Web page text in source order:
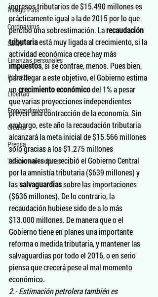
Riesgo País
Coronavirus
Salud
Finanzas personales
Pobreza
Libertad
Emprendimiento
Crédito
Prensa
Telecomunicaciones
ingresos tributarios de $15.490 millones es
prácticamente igual a la de 2015 por lo que
percibo una sobrestimación. La recaudación
tributaria está muy ligada al crecimiento, si la
actividad económica crece hay más
impuestos, si se contrae, menos. Pues bien,
para llegar a este objetivo, el Gobierno estima
un crecimiento económico del 1% a pesar
que varias proyecciones independientes
prevén una contracción de la economía. Sin
embargo, este año la recaudación tributaria
alcanzará la meta inicial de $15.566 millones
solo gracias a los $1.275 millones
adicionales que recibió el Gobierno Central
por la amnistía tributaria ($639 millones) y
las salvaguardias sobre las importaciones
($636 millones). De lo contrario, la
recaudación hubiese sido de a lo más
$13.000 millones. De manera que o el
Gobierno tiene en planes una importante
reforma o medida tributaria, y mantener las
salvaguardias por todo el 2016, o en serio
piensa que crecerá pese al mal momento
económico.
2.- Estimación petrolera también es